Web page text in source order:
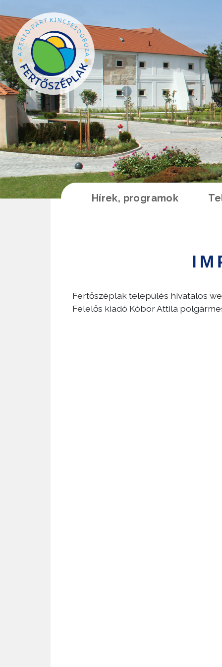
Hírek, programok
Fertőszéplak település hivatalos
Felelős kiadó Kóbor Attila